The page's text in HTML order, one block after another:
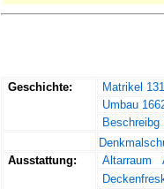
Geschichte: Matrikel
Umbau
Beschreibg
Ausstattung:
Altarraum